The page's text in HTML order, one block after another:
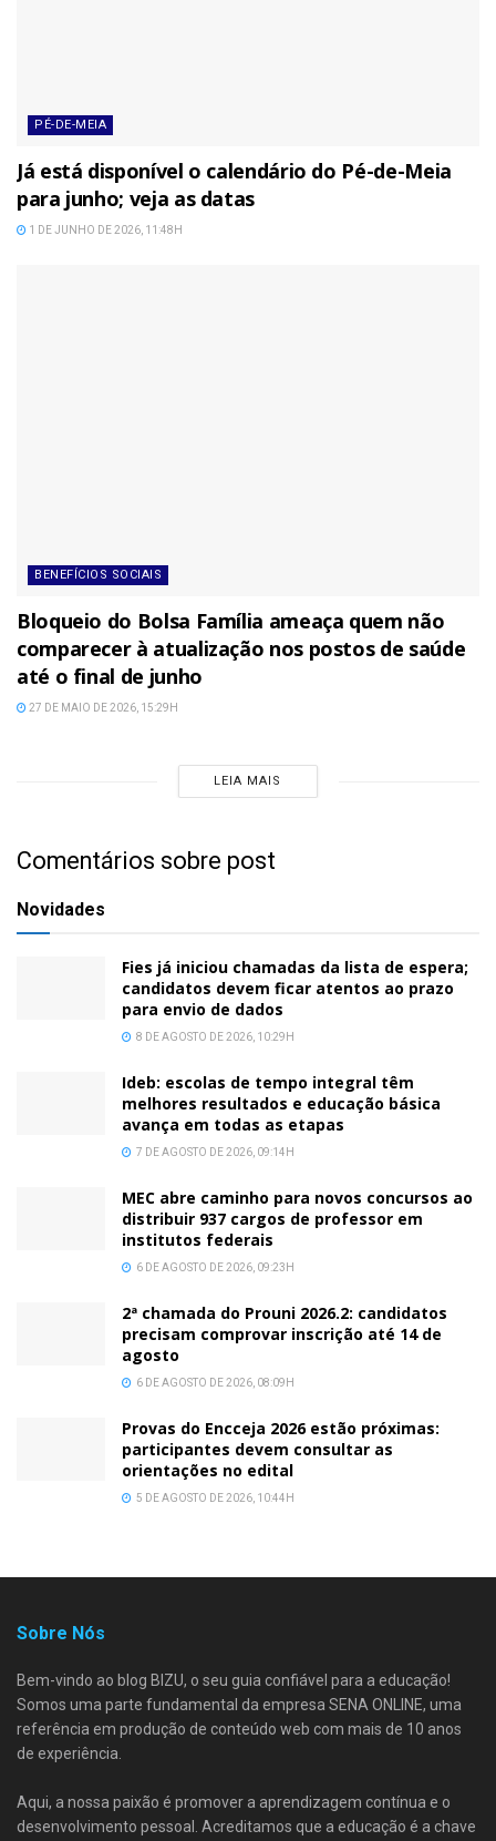
PÉ-DE-MEIA
Já está disponível o calendário do Pé-de-Meia
para junho; veja as datas
1 DE JUNHO DE 2026, 11:48H
BENEFÍCIOS SOCIAIS
Bloqueio do Bolsa Família ameaça quem não
comparecer à atualização nos postos de saúde
até o final de junho
27 DE MAIO DE 2026, 15:29H
LEIA MAIS
Comentários sobre post
Novidades
Fies já iniciou chamadas da lista de espera;
candidatos devem ficar atentos ao prazo
para envio de dados
8 DE AGOSTO DE 2026, 10:29H
Ideb: escolas de tempo integral têm
melhores resultados e educação básica
avança em todas as etapas
7 DE AGOSTO DE 2026, 09:14H
MEC abre caminho para novos concursos ao
distribuir 937 cargos de professor em
institutos federais
6 DE AGOSTO DE 2026, 09:23H
2ª chamada do Prouni 2026.2: candidatos
precisam comprovar inscrição até 14 de
agosto
6 DE AGOSTO DE 2026, 08:09H
Provas do Encceja 2026 estão próximas:
participantes devem consultar as
orientações no edital
5 DE AGOSTO DE 2026, 10:44H
Sobre Nós
Bem-vindo ao blog BIZU, o seu guia confiável para a educação!
Somos uma parte fundamental da empresa SENA ONLINE, uma
referência em produção de conteúdo web com mais de 10 anos
de experiência.
Aqui, a nossa paixão é promover a aprendizagem contínua e o
desenvolvimento pessoal. Acreditamos que a educação é a chave